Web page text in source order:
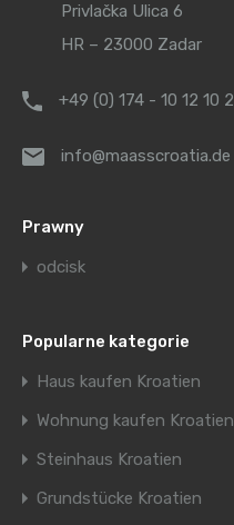
Privlačka Ulica 6
HR – 23000 Zadar
+49 (0) 174 - 10 12 10 2
info@maasscroatia.de
Prawny
odcisk
Popularne kategorie
Haus kaufen Kroatien
Wohnung kaufen Kroatien
Steinhaus Kroatien
Grundstücke Kroatien